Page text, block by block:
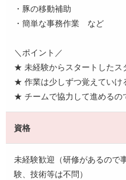
・豚の移動補助
・簡単な事務作業 など
＼ポイント／
★ 未経験からスタートしたス
★ 作業は少しずつ覚えていけ
★ チームで協力して進めるの
資格
未経験歓迎（研修があるので
験、技術等は不問）